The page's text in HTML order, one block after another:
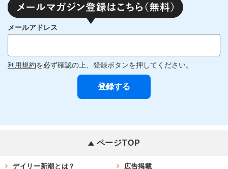
メールアドレス
利用規約を必ず確認の上、登録ボタンを押してください。
ページTOP
デイリー新潮とは？ 広告掲載